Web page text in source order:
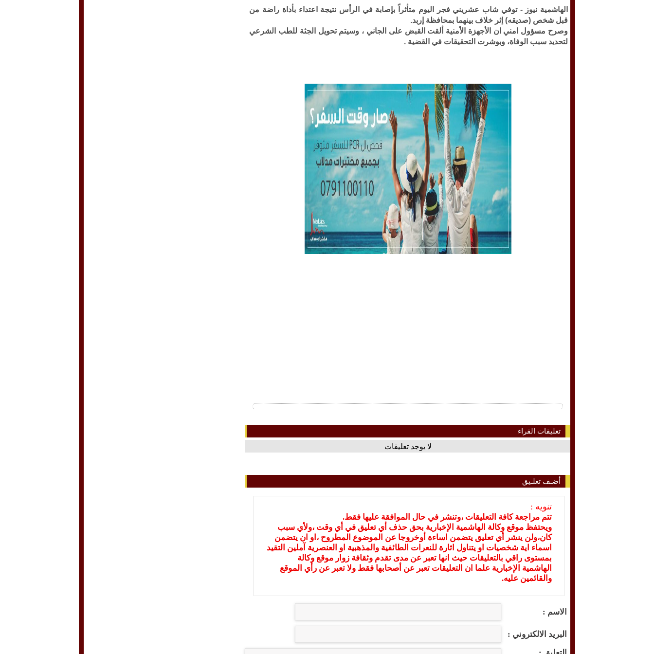
الهاشمية نيوز -توفي شاب عشريني فجر اليوم متأثراً بإصابة في الرأس نتيجة اعتداء بأداة راضة من
قبل شخص (صديقه) إثر خلاف بينهما بمحافظة إربد.
وصرح مسؤول امني ان الأجهزة الأمنية ألقت القبض على الجاني ، وسيتم تحويل الجثة للطب الشرعي
لتحديد سبب الوفاة، وبوشرت التحقيقات في القضية .
تعليقات القراء
لا يوجد تعليقات
أضـف تعلـيق
تنويه :
تتم مراجعة كافة التعليقات ،وتنشر في حال الموافقة عليها فقط.
ويحتفظ موقع وكالة الهاشمية الإخبارية بحق حذف أي تعليق في أي وقت ،ولأي سبب
كان،ولن ينشر أي تعليق يتضمن اساءة أوخروجا عن الموضوع المطروح ،او ان يتضمن
اسماء اية شخصيات او يتناول اثارة للنعرات الطائفية والمذهبية او العنصرية آملين التقيد
بمستوى راقي بالتعليقات حيث انها تعبر عن مدى تقدم وثقافة زوار موقع وكالة
الهاشمية الإخبارية علما ان التعليقات تعبر عن أصحابها فقط ولا تعبر عن رأي الموقع
والقائمين عليه.
الاسم :
البريد الالكتروني :